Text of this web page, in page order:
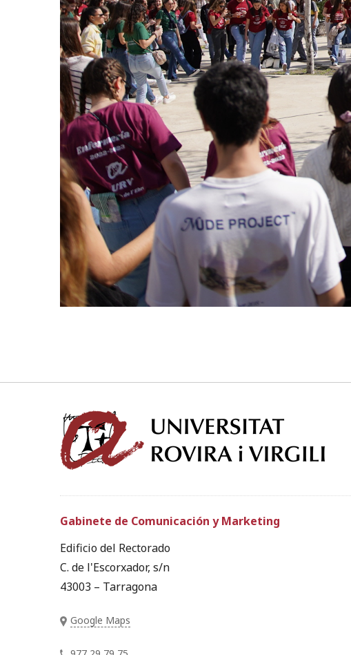
Gabinete de Comunicación y Marketing
Edificio del Rectorado
C. de l'Escorxador, s/n
43003 – Tarragona
Google Maps